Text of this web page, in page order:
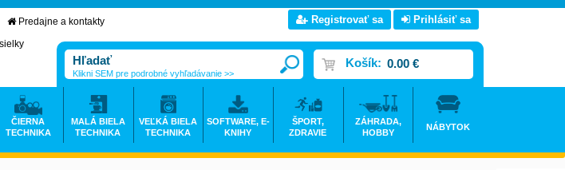
Predajne a kontakty
Registrovať sa Prihlásiť sa
Košík: 0.00 €
Klikni SEM pre podrobné vyhľadávanie >>
ČIERNA
TECHNIKA
MALÁ BIELA
TECHNIKA
VEĽKÁ BIELA
TECHNIKA
SOFTWARE, E-
KNIHY
ŠPORT,
ZDRAVIE
ZÁHRADA,
HOBBY
NÁBYTOK